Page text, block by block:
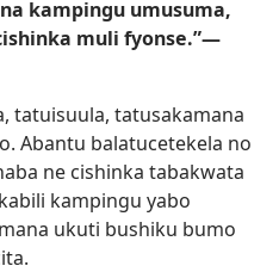
kampingu umusuma,
muli fyonse.”—
tatuisuula, tatusakamana
Abantu balatucetekela no
ne cishinka tabakwata
kampingu yabo
ukuti bushiku bumo